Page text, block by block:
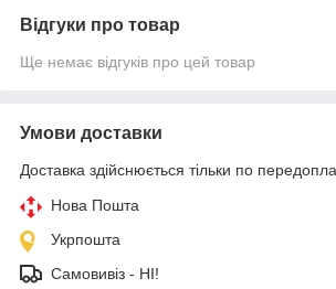
Відгуки про товар
Ще немає відгуків про цей товар
Умови доставки
Доставка здійснюється тільки по
Нова Пошта
Укрпошта
Самовивіз - НІ!